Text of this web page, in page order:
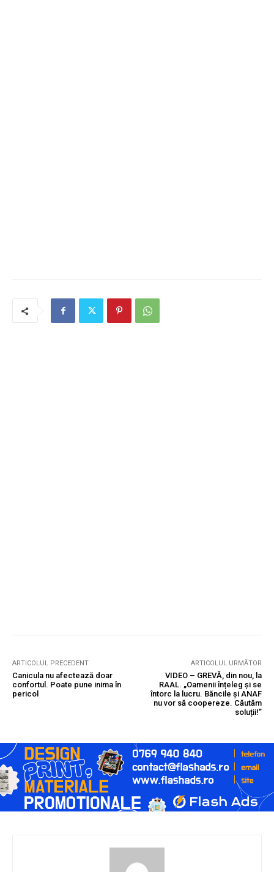
ARTICOLUL PRECEDENT
Canicula nu afectează doar
confortul. Poate pune inima în
pericol
ARTICOLUL URMĂTOR
VIDEO – GREVĂ, din nou, la
RAAL. „Oamenii înțeleg și se
întorc la lucru. Băncile și ANAF
nu vor să coopereze. Căutăm
soluții!”